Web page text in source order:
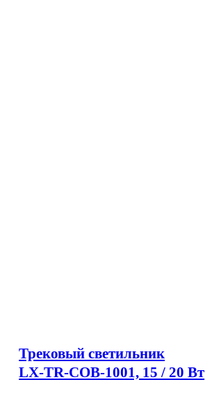
Трековый светильник
LX-TR-COB-1001, 15 / 20 Вт